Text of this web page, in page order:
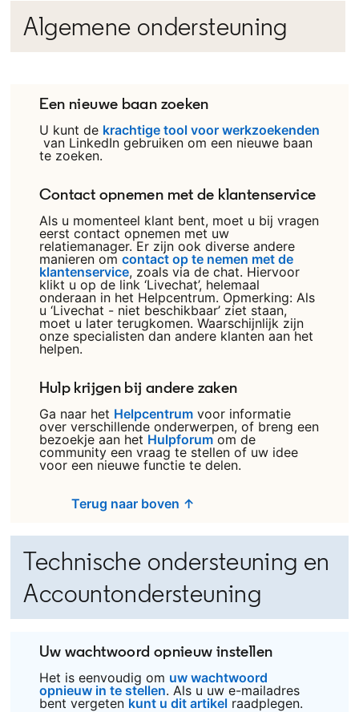
Algemene ondersteuning
Een nieuwe baan zoeken
U kunt de krachtige tool voor werkzoekenden
opens in a new tab
van LinkedIn gebruiken om een nieuwe baan
te zoeken.
Contact opnemen met de klantenservice
Als u momenteel klant bent, moet u bij vragen
eerst contact opnemen met uw
relatiemanager. Er zijn ook diverse andere
manieren om contact op te nemen met de
klantenserviceopens in a new tab
, zoals via de chat. Hiervoor
klikt u op de link ‘Livechat’, helemaal
onderaan in het Helpcentrum. Opmerking: Als
u ‘Livechat - niet beschikbaar’ ziet staan,
moet u later terugkomen. Waarschijnlijk zijn
onze specialisten dan andere klanten aan het
helpen.
Hulp krijgen bij andere zaken
Ga naar het Helpcentrumopens in a new tab
voor informatie
over verschillende onderwerpen, of breng een
bezoekje aan het Hulpforumopens in a new tab
om de
community een vraag te stellen of uw idee
voor een nieuwe functie te delen.
Terug naar boven ↑
Technische ondersteuning en
Accountondersteuning
Uw wachtwoord opnieuw instellen
Het is eenvoudig om uw wachtwoord
opnieuw in te stellenopens in a new tab
. Als u uw e-mailadres
bent vergeten kunt u dit artikelopens in a new tab
raadplegen.